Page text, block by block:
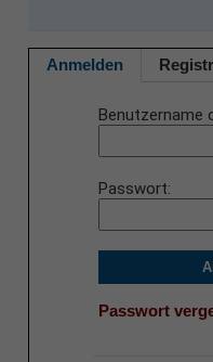
Anmelden
Benutzername
Passwort
Passwort